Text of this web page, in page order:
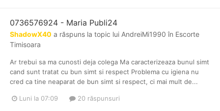
0736576924 - Maria Publi24
ShadowX40 a răspuns la topic lui AndreiMi1990 în Escorte
Timisoara
Ar trebui sa ma cunosti deja colega Ma caracterizeaza bunul simt
cand sunt tratat cu bun simt si respect Problema cu igiena nu
cred ca tine neaparat de bun simt si respect, ci mai mult de...
Luni la 07:09 20 răspunsuri